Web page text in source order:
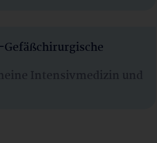
Intensivmedizin und